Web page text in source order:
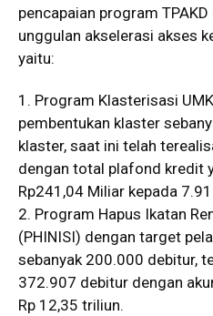
pencapaian program
unggulan akselerasi akses
yaitu:
1. Program Klasterisasi
pembentukan klaster
klaster, saat ini telah
dengan total plafond kredit
Rp241,04 Miliar kepada
2. Program Hapus Ikatan
(PHINISI) dengan target
sebanyak 200.000 debitur,
372.907 debitur dengan
Rp 12,35 triliun.